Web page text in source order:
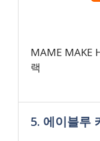
MAME MAKE
랙
5. 에이블루